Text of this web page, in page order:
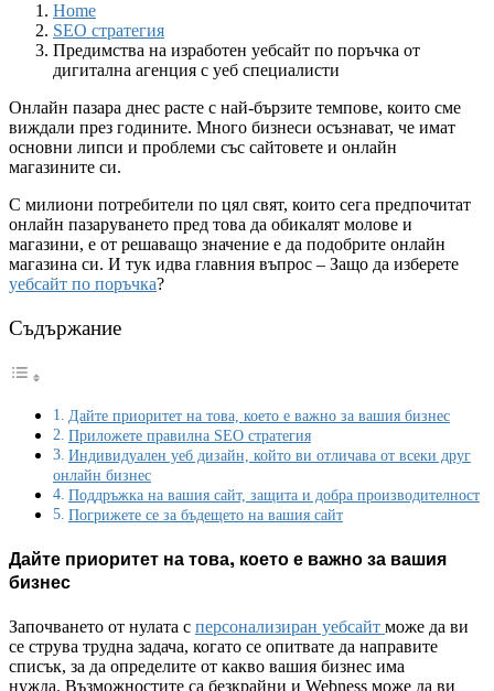
Home
SEO стратегия
Предимства на изработен уебсайт по поръчка от
дигитална агенция с уеб специалисти
Онлайн пазара днес расте с най-бързите темпове, които сме
виждали през годините. Много бизнеси осъзнават, че имат
основни липси и проблеми със сайтовете и онлайн
магазините си.
С милиони потребители по цял свят, които сега предпочитат
онлайн пазаруването пред това да обикалят молове и
магазини, е от решаващо значение е да подобрите онлайн
магазина си. И тук идва главния въпрос – Защо да изберете
уебсайт по поръчка?
Съдържание
Дайте приоритет на това, което е важно за вашия бизнес
Приложете правилна SEO стратегия
Индивидуален уеб дизайн, който ви отличава от всеки друг
онлайн бизнес
Поддръжка на вашия сайт, защита и добра производителност
Погрижете се за бъдещето на вашия сайт
Дайте приоритет на това, което е важно за вашия
бизнес
Започването от нулата с персонализиран уебсайт може да ви
се струва трудна задача, когато се опитвате да направите
списък, за да определите от какво вашия бизнес има
нужда. Възможностите са безкрайни и Webness може да ви